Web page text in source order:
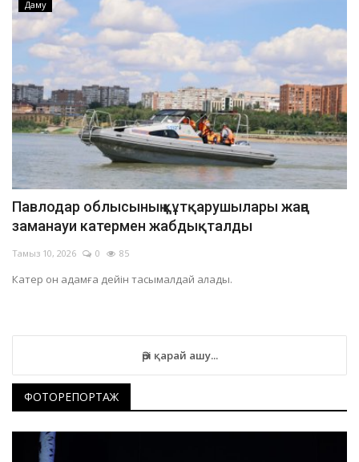
Даму
Павлодар облысының құтқарушылары жаңа
заманауи катермен жабдықталды
Тамыз 10, 2026 0 85
Катер он адамға дейін тасымалдай алады.
Әрі қарай ашу...
ФОТОРЕПОРТАЖ